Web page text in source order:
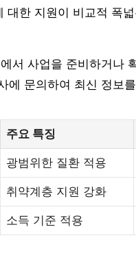
대한 지원이 비교적 폭
서 사업을 준비하거나
에 문의하여 최신 정보
주요 특징
광범위한 질환 적용
취약계층 지원 강화
소득 기준 적용